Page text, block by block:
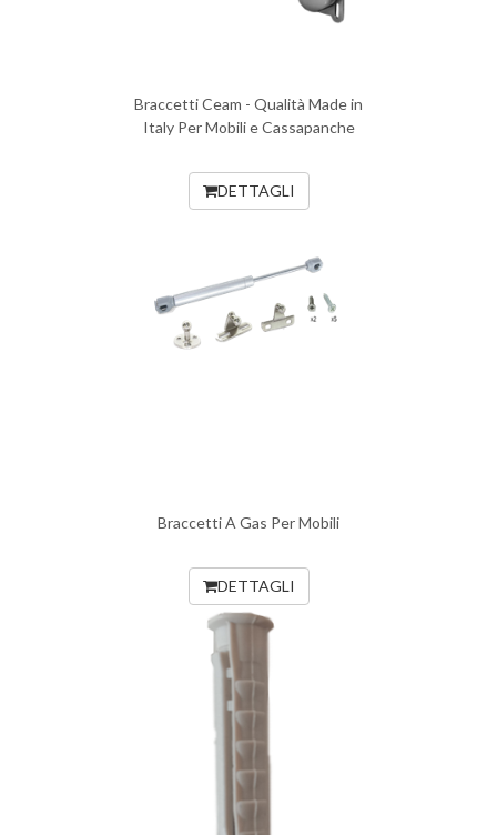
Braccetti Ceam - Qualità Made in
Italy Per Mobili e Cassapanche
DETTAGLI
Braccetti A Gas Per Mobili
DETTAGLI